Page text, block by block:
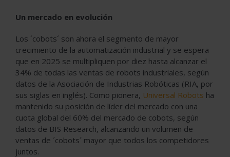
Un mercado en evolución
Los ´cobots´ son ahora el segmento de mayor
crecimiento de la automatización industrial y se espera
que en 2025 se multipliquen por diez hasta alcanzar el
34% de todas las ventas de robots industriales, según
datos de la Asociación de Industrias Robóticas (RIA, por
sus siglas en inglés). Como pionera, Universal Robots ha
mantenido su posición de líder del mercado con una
cuota global del 60% del mercado de cobots, según
datos de BIS Research, alcanzando un volumen de
ventas de ´cobots´ mayor que todos los competidores
juntos.